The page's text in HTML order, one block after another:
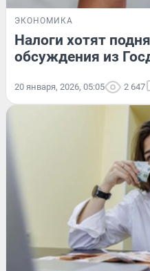
ЭКОНОМИКА
Налоги хотят
обсуждения из
20 января, 2026, 05:05 2 647